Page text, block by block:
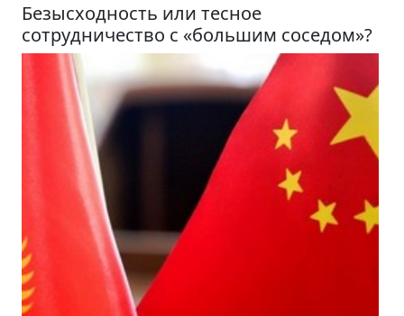
Безысходность или тесное
сотрудничество с «большим соседом»?